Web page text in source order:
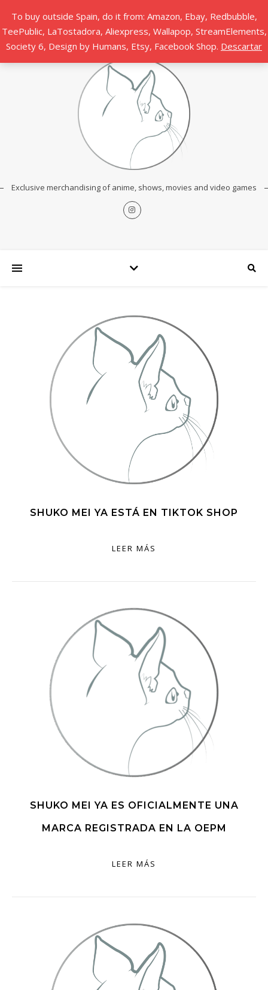
To buy outside Spain, do it from: Amazon, Ebay, Redbubble,
TeePublic, LaTostadora, Aliexpress, Wallapop, StreamElements,
Society 6, Design by Humans, Etsy, Facebook Shop. Descartar
Exclusive merchandising of anime, shows, movies and video games
SHUKO MEI YA ESTÁ EN TIKTOK SHOP
LEER MÁS
SHUKO MEI YA ES OFICIALMENTE UNA
MARCA REGISTRADA EN LA OEPM
LEER MÁS